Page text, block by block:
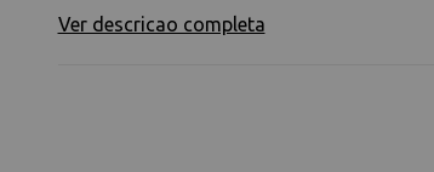
Ver descricao completa